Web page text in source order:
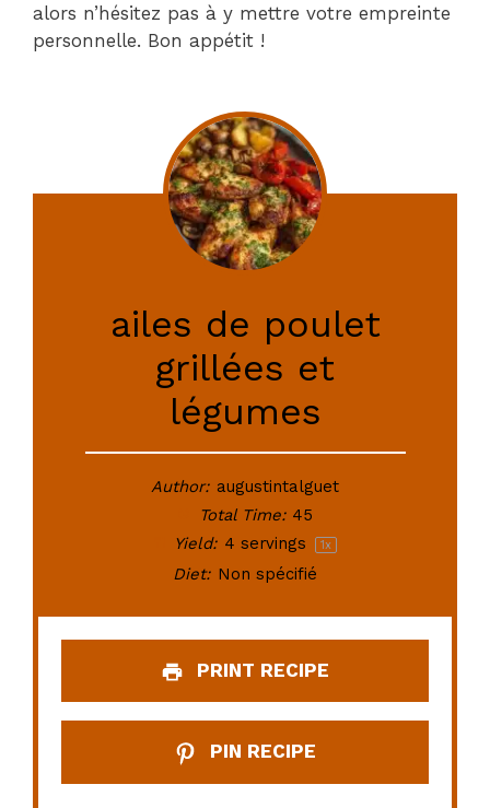
alors n’hésitez pas à y mettre votre empreinte
personnelle. Bon appétit !
ailes de poulet
grillées et
légumes
Author: augustintalguet
Total Time: 45
Yield: 4 servings 1x
Diet: Non spécifié
PRINT RECIPE
PIN RECIPE